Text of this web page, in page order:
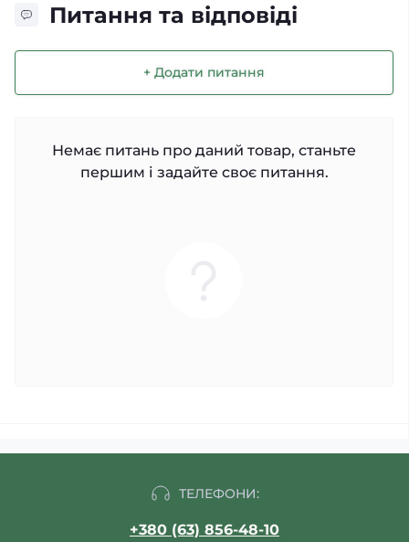
Питання та відповіді
+ Додати питання
Немає питань про даний товар, станьте
першим і задайте своє питання.
ТЕЛЕФОНИ:
+380 (63) 856-48-10